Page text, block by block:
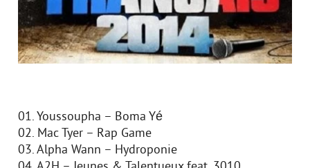
01. Youssoupha – Boma Yé
02. Mac Tyer – Rap Game
03. Alpha Wann – Hydroponie